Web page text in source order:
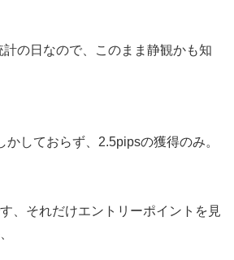
の日なので、このまま静観かも知
しておらず、2.5pipsの獲得のみ。
、それだけエントリーポイントを見